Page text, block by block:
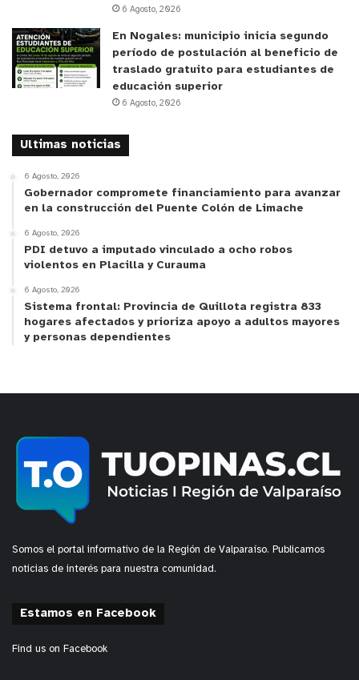
6 Agosto, 2026
En Nogales: municipio inicia segundo
período de postulación al beneficio de
traslado gratuito para estudiantes de
educación superior
6 Agosto, 2026
Ultimas noticias
6 Agosto, 2026
Gobernador compromete financiamiento para avanzar
en la construcción del Puente Colón de Limache
6 Agosto, 2026
PDI detuvo a imputado vinculado a ocho robos
violentos en Placilla y Curauma
6 Agosto, 2026
Sistema frontal: Provincia de Quillota registra 833
hogares afectados y prioriza apoyo a adultos mayores
y personas dependientes
Somos el portal informativo de la Región de Valparaíso. Publicamos
noticias de interés para nuestra comunidad.
Estamos en Facebook
Find us on Facebook